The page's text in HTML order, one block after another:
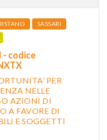
SASSARI
- codice
PER
NELLE
AZIONI DI
A FAVORE DI
E SOGGETTI